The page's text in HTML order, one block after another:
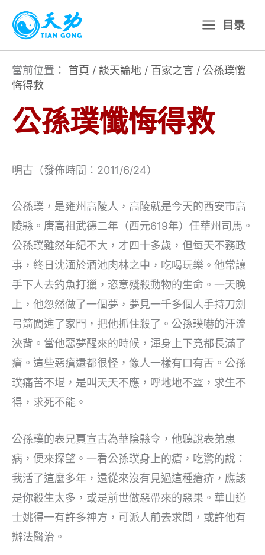
主
目录
當前位置： 首頁 / 談天論地 / 百家之言 / 公孫璞懺
悔得救
公孫璞懺悔得救
明古（發佈時間：2011/6/24）
公孫璞，是雍州高陵人，高陵就是今天的西安市高
陵縣。唐高祖武德二年（西元619年）任華州司馬。
公孫璞雖然年紀不大，才四十多歲，但每天不務政
事，終日沈湎於酒池肉林之中，吃喝玩樂。他常讓
手下人去釣魚打獵，恣意殘殺動物的生命。一天晚
上，他忽然做了一個夢，夢見一千多個人手持刀劍
弓箭闖進了家門，把他抓住殺了。公孫璞嚇的汗流
浹背。當他惡夢醒來的時候，渾身上下竟都長滿了
瘡。這些惡瘡還都很怪，像人一樣有口有舌。公孫
璞痛苦不堪，是叫天天不應，呼地地不靈，求生不
得，求死不能。
公孫璞的表兄賈宣古為華陰縣令，他聽說表弟患
病，便來探望。一看公孫璞身上的瘡，吃驚的說：
我活了這麼多年，還從來沒有見過這種瘡疥，應該
是你殺生太多，或是前世做惡帶來的惡果。華山道
士姚得一有許多神方，可派人前去求問，或許他有
辦法醫治。